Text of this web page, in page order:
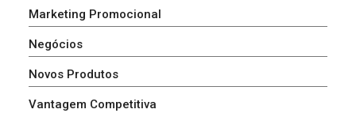
Marketing Promocional
Negócios
Novos Produtos
Vantagem Competitiva